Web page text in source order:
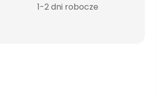
1-2 dni robocze